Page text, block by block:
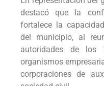
destacó que la
fortalece la
del municipio, al
autoridades de los
organismos
corporaciones de